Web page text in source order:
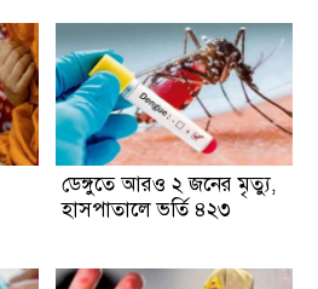
ডেঙ্গুতে আরও ২ জনের মৃত্যু,
হাসপাতালে ভর্তি ৪২৩